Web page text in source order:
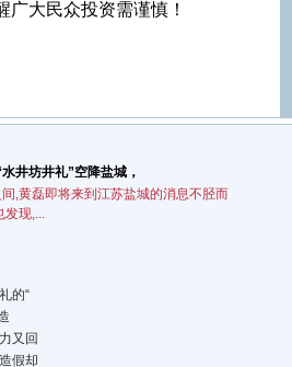
广大民众投资需谨慎！
井坊井礼”空降盐城，
,黄磊即将来到江苏盐城的消息不胫而
现,...
的“
又回
假却